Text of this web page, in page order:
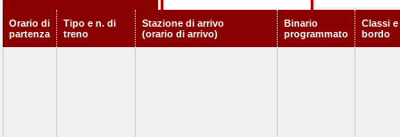
Orario di
partenza
Tipo e n. di
treno
Stazione di arrivo
(orario di arrivo)
Binario
programmato
Classi
bordo